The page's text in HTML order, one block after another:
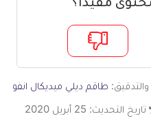
مفيدا؟
طاقم ديلي ميديكال انفو
تاريخ التحديث: 25 أبريل 2020